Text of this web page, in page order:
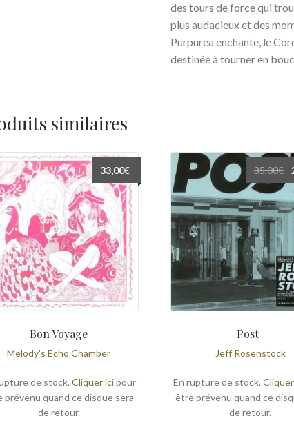
des tours de force qui
plus audacieux et des
Purpurea enchante, le
destinée à tourner en
similaires
Bon Voyage
Melody's Echo Chamber
33,00€
de stock. Cliquer icipour
prévenu quand ce disque sera
de retour.
Post-
Jeff Rosenstock
35,00€
En rupture de stock.
être prévenu quand ce
de retour.